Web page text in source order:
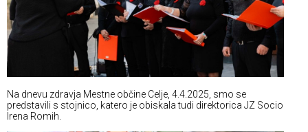
Na dnevu zdravja Mestne občine Celje, 4.4.2025, smo se
predstavili s stojnico, katero je obiskala tudi direktorica JZ Socio
Irena Romih.